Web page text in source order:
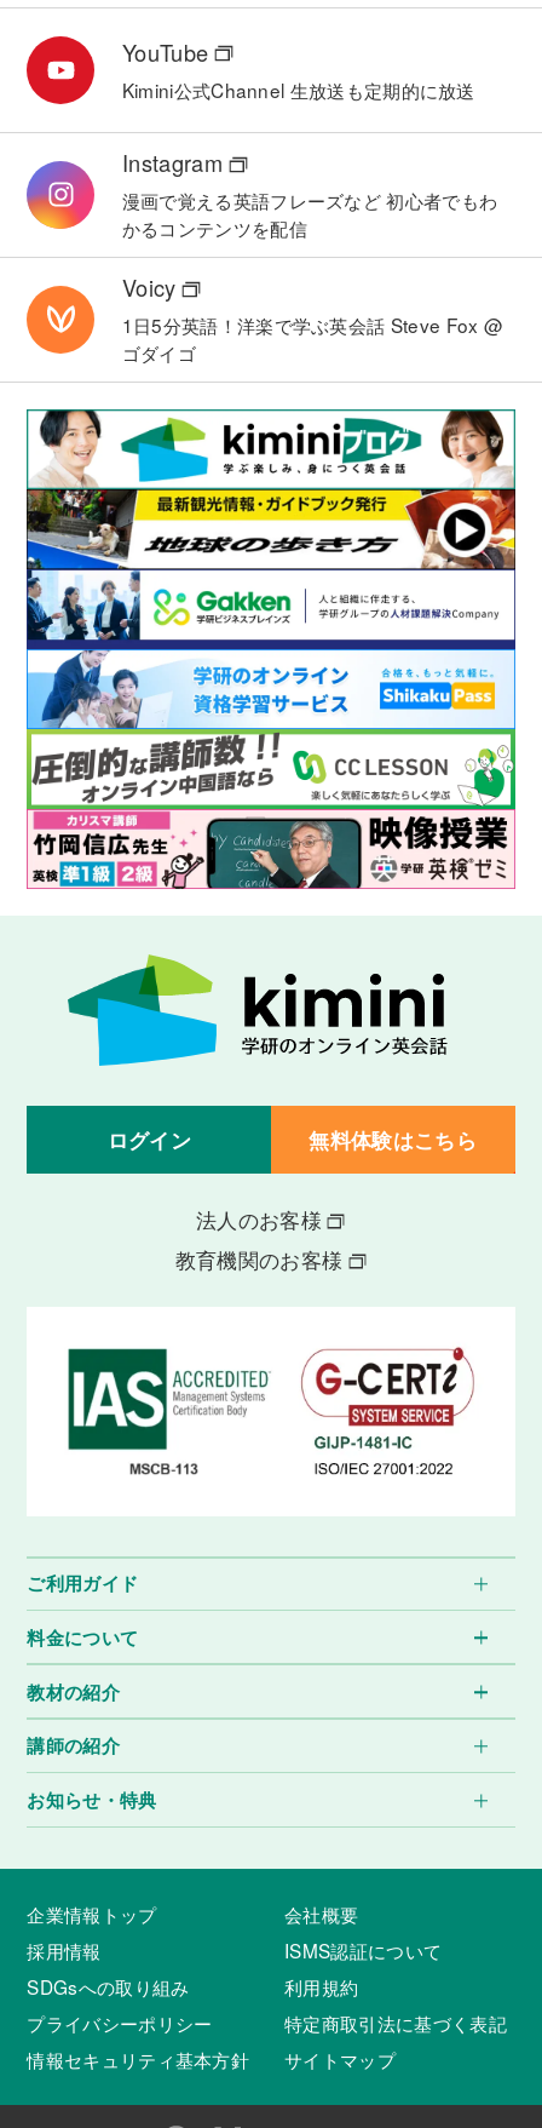
YouTube
Kimini公式Channel 生放送も定期的に放送
Instagram
漫画で覚える英語フレーズなど初心者でもわ
かるコンテンツを配信
Voicy
1日5分英語！洋楽で学ぶ英会話 Steve Fox @
ゴダイゴ
ログイン 無料体験はこちら
法人のお客様
教育機関のお客様
ご利用ガイド
料金について
教材の紹介
講師の紹介
お知らせ・特典
企業情報トップ
会社概要
採用情報
ISMS認証について
SDGsへの取り組み
利用規約
プライバシーポリシー
特定商取引法に基づく表記
情報セキュリティ基本方針
サイトマップ